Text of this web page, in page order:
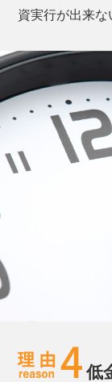
資実行が出来な
低